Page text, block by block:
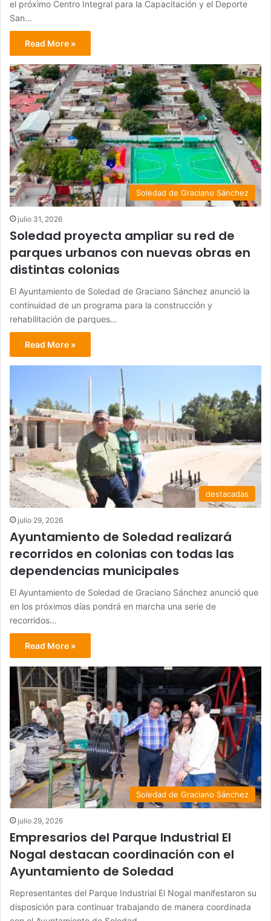
el próximo Centro Integral para la Capacitación y el Deporte
San…
Read More »
Soledad de Graciano Sánchez
julio 31, 2026
Soledad proyecta ampliar su red de
parques urbanos con nuevas obras en
distintas colonias
El Ayuntamiento de Soledad de Graciano Sánchez anunció la
continuidad de un programa para la construcción y
rehabilitación de parques…
Read More »
destacadas
julio 29, 2026
Ayuntamiento de Soledad realizará
recorridos en colonias con todas las
dependencias municipales
El Ayuntamiento de Soledad de Graciano Sánchez anunció que
en los próximos días pondrá en marcha una serie de
recorridos…
Read More »
Soledad de Graciano Sánchez
julio 29, 2026
Empresarios del Parque Industrial El
Nogal destacan coordinación con el
Ayuntamiento de Soledad
Representantes del Parque Industrial El Nogal manifestaron su
disposición para continuar trabajando de manera coordinada